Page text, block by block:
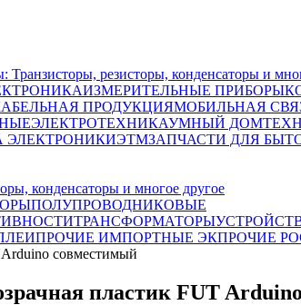
резисторы, конденсаторы и
ИЗМЕРИТЕЛЬНЫЕ ПРИБОРЫ
ПРОДУКЦИЯМОБИЛЬНАЯ
ЭЛЕКТРОТЕХНИКАУМНЫЙ ДОМ
ЭЛЕКТРОНИКИЭТМЗАПЧАСТИ ДЛЯ
конденсаторы и многое другое
ПОЛУПРОВОДНИКОВЫЕ
ТРАНСФОРМАТОРЫ
ПРОЧИЕ ИМПОРТНЫЕ ЭКПРОЧИЕ
совместимый
пластик FUT